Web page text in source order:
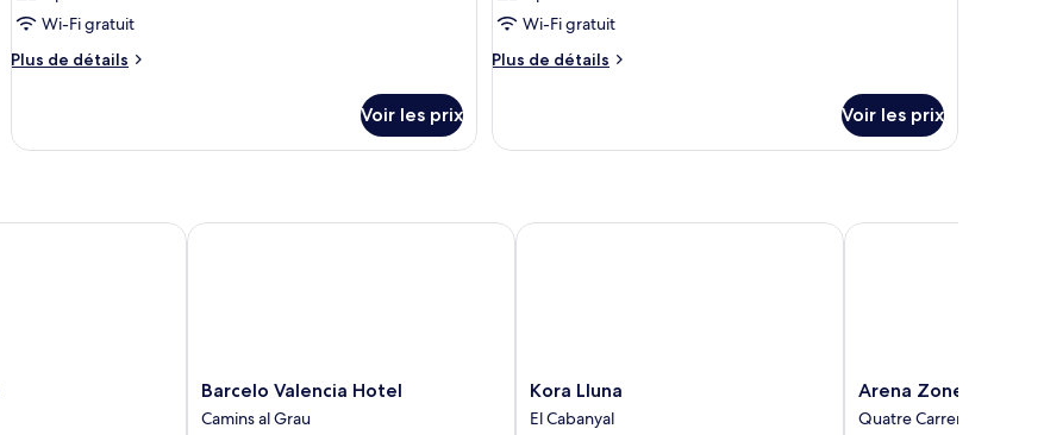
Wi-Fi gratuit
Plus de détails
Plus
le
Chambre
Voir les prix
Wi-Fi gratuit
Plus de détails
Plus
le
Chambre
Voir les prix
Barcelo
Valencia
Hotel
Barcelo Valencia Hotel
Camins al Grau
Barcelo Valencia Hotel
Kora
Lluna
El
Kora Lluna
El Cabanyal
Kora Lluna
Arena
Zone
Hotel
Arena Zone Hotel
Quatre Carreres
Arena Zone Hotel